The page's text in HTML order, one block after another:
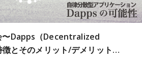
〜Dapps（Decentralized
とそのメリット/デメリット…